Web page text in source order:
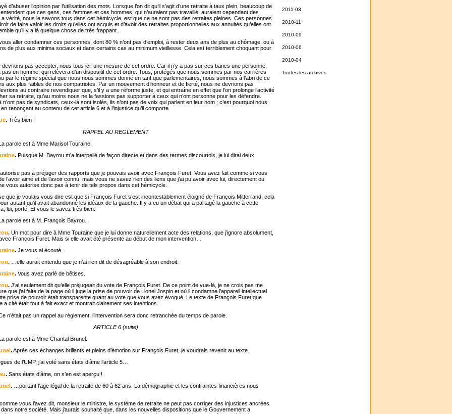
2011-03
2010-11
2010-09
2010-06
2010-04
Toutes les archives
d’abuser l’opinion par l’utilisation des mots. Lorsque l’on dit qu’il s’agit d’une retraite à taux plein, beaucoup de
que ces gens, ces femmes et ces hommes, qui n’auraient pas travaillé, auraient cependant des
vérité, nous le savons tous dans cet hémicycle, est que ce ne sont pas des retraites pleines. Ces personnes
de faire valoir les droits qu’elles ont acquis et d’avoir des retraites proportionnelles aux annuités qu’elles ont
qu’il y a là quelque chose de très frappant.
aller condamner ces personnes, dont 80 % n’ont pas d’emploi, à rester deux ans de plus au chômage, ou à
de plus aux minima sociaux et dans certains cas au minimum vieillesse. Cela est terriblement choquant pour
devrions pas accepter, nous tous ici, une mesure de cet ordre. Car il n’y a pas sur ces bancs une personne,
pas un homme, qui relèvera d’un dispositif de cet ordre. Tous, protégés que nous sommes par nos carrières
par le régime spécial que nous nous sommes donné en tant que parlementaires, nous sommes à l’abri de ce
aux plus faibles de nos compatriotes. Par un mouvement d’honneur et de fierté, nous ne devrions pas
au contraire revendiquer que, s’il y a une réforme juste, et qui entraîne en effet que l’on prolonge l’activité
sa retraite, qu’au moins nous ne la fassions pas supporter à ceux qui n’ont personne pour les défendre.
pas de syndicats, ceux-là sont isolés, ils n’ont pas de voix qui parlent en leur nom ; c’est pourquoi nous
renonçant au contenu de cet article 6 et à l’injustice qu’il comporte.
. Très bien !
RAPPEL AU REGLEMENT
parole est à Mme Marisol Touraine.
. Puisque M. Bayrou m’a interpellé de façon directe et dans des termes discourtois, je lui dirai deux
pas à préjuger des rapports que je pouvais avoir avec François Furet. Vous avez fait comme si vous
l’avoir aimé et de l’avoir connu, mais vous ne savez rien des liens que j’ai pu avoir avec lui, directement ou
vous autorise donc pas à tenir de tels propos dans cet hémicycle.
que je voulais vous dire est que si François Furet s’est incontestablement éloigné de François Mitterrand, cela
autant qu’il avait abandonné les idéaux de la gauche. Il y a eu un débat qui a partagé la gauche à cette
a, lui, porté. Et vous le savez très bien.
parole est à M. François Bayrou.
. Un mot pour dire à Mme Touraine que je lui donne naturellement acte des relations, que j’ignore absolument,
François Furet. Mais si elle avait été présente au début de mon intervention…
. Je vous ai écouté.
. …elle aurait entendu que je n’ai rien dit de désagréable à son endroit.
. Vous avez parlé de bêtises.
. J’ai seulement dit qu’elle préjugeait du vote de François Furet. De ce point de vue-là, je ne crois pas me
que j’ai faite de la page où il juge la prise de pouvoir de Lionel Jospin et où il condamne l’appareil intellectuel
prise de pouvoir était transparente quant au vote que vous avez évoqué. Le texte de François Furet que
a cité était tout à fait exact et montrait clairement ses intentions.
n’était pas un rappel au règlement, l’intervention sera donc retranchée du temps de parole.
ARTICLE 6 (suite)
parole est à Mme Chantal Brunel.
.Après ces échanges brillants et pleins d’émotion sur François Furet, je voudrais revenir au texte.
de l’UMP, j’ai voté sans états d’âme l’article 5…
. Sans états d’âme, on s’en est aperçu !
. …portant l’age légal de la retraite de 60 à 62 ans. La démographie et les contraintes financières nous
vous l’avez dit, monsieur le ministre, le système de retraite ne peut pas corriger des injustices ancrées
notre société. Mais j’aurais souhaité que, dans les nouvelles dispositions que le Gouvernement a